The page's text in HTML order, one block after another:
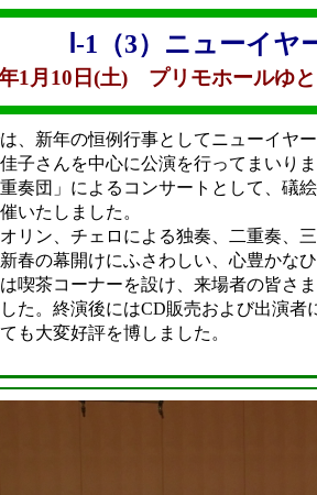
Ⅰ-1（3）ニューイヤ
1月10日(土) プリモホールゆ
、新年の恒例行事としてニューイヤ
子さんを中心に公演を行ってまいり
奏団」によるコンサートとして、礒
いたしました。
リン、チェロによる独奏、二重奏、
春の幕開けにふさわしい、心豊かな
喫茶コーナーを設け、来場者の皆さ
た。終演後にはCD販売および出演
も大変好評を博しました。